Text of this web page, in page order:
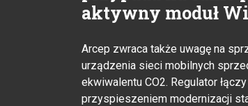
aktywny moduł
Arcep zwraca także uwagę na
urządzenia sieci mobilnych
ekwiwalentu CO2. Regulator
przyspieszeniem modernizacji